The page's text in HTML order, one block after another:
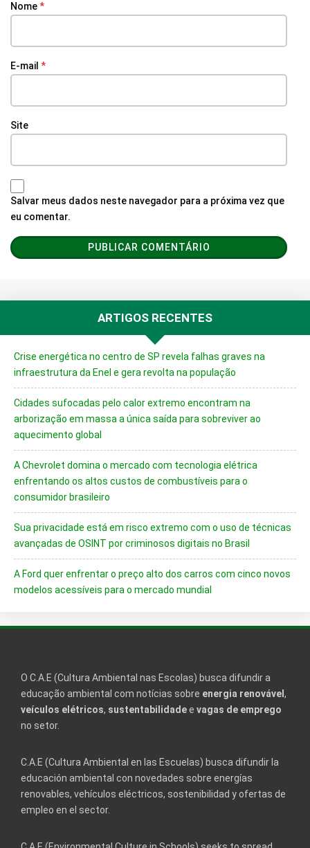
Nome*
E-mail *
Site
Salvar meus dados neste navegador para a próxima vez que
eu comentar.
ARTIGOS RECENTES
Crise energética no centro de SP revela falhas graves na
infraestrutura da Enel e gera revolta na população
Cidades sufocadas pelo calor extremo encontram na
arborização em massa a única saída para sobreviver ao
aquecimento global
A Chevrolet domina o mercado com tecnologia elétrica
enfrentando os altos custos de combustíveis para o
consumidor brasileiro
Sua privacidade está em risco extremo com o uso de técnicas
avançadas de OSINT por criminosos digitais no Brasil
A Ford quer enfrentar o preço alto dos carros com cinco novos
modelos acessíveis para o mercado mundial
O C.A.E (Cultura Ambiental nas Escolas) busca difundir a
educação ambiental com notícias sobre energia renovável ,
veículos elétricos, sustentabilidadee vagas de emprego
no setor.
C.A.E (Cultura Ambiental en las Escuelas) busca difundir la
educación ambiental con novedades sobre energías
renovables, vehículos eléctricos, sostenibilidad y ofertas de
empleo en el sector.